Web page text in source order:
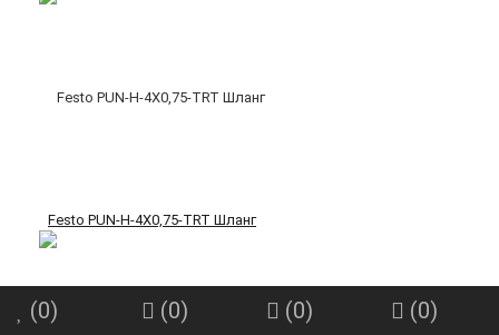
Festo PUN-H-4X0,75-TRT Шланг
(0) (0) (0) (0)